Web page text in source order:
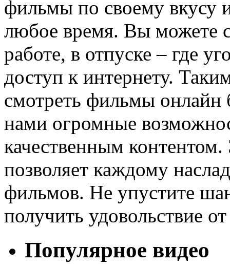
фильмы по своему вкусу
любое время. Вы можете
работе, в отпуске – где
доступ к интернету.
смотреть фильмы онлайн
нами огромные
качественным
позволяет каждому
фильмов. Не упустите
получить удовольствие
Популярное видео